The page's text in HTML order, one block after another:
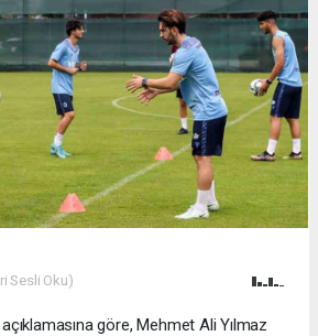
Sesli Oku)
göre, Mehmet Ali Yılmaz